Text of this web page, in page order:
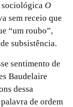
sociológica O
sem receio que
“um roubo”,
subsistência.
sentimento de
Baudelaire
dessa
de ordem